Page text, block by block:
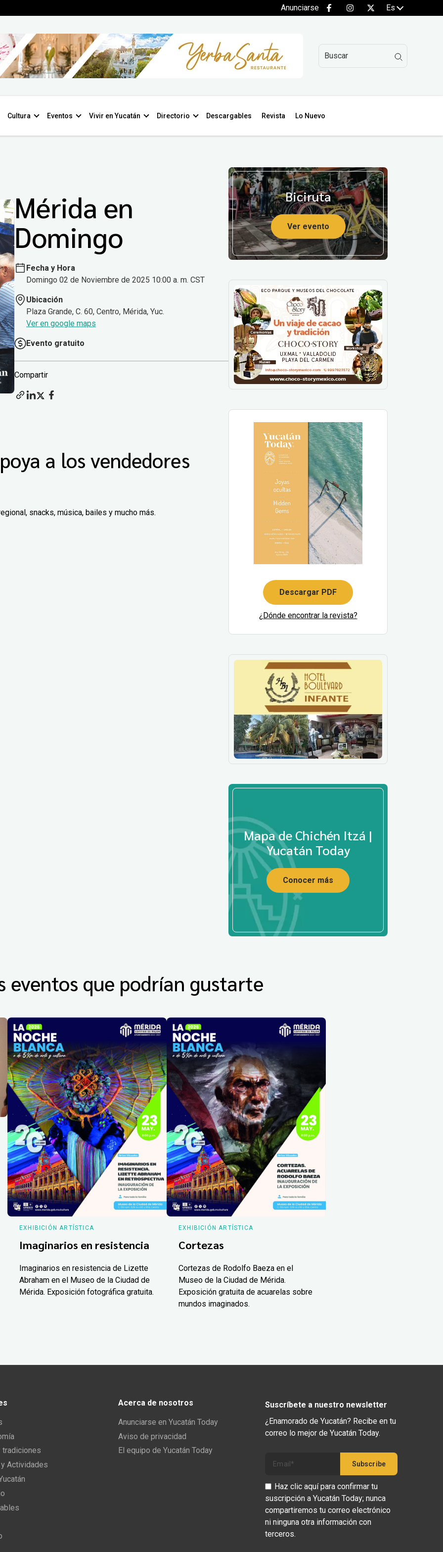
Anunciarse Es
Cultura Eventos Vivir en Yucatán Directorio Descargables Revista Lo Nuevo
Mérida en
Domingo
Fecha y Hora
Domingo 02 de Noviembre de 2025 10:00 a. m. CST
Ubicación
Plaza Grande, C. 60, Centro, Mérida, Yuc.
Ver en google maps
Evento gratuito
Compartir
a los vendedores
snacks, música, bailes y mucho más.
Biciruta
Ver evento
Descargar PDF
¿Dónde encontrar la revista?
Mapa de Chichén Itzá |
Yucatán Today
Conocer más
eventos que podrían gustarte
EXHIBICIÓN ARTÍSTICA
Imaginarios en resistencia
Imaginarios en resistencia de Lizette
Abraham en el Museo de la Ciudad de
Mérida. Exposición fotográfica gratuita.
EXHIBICIÓN ARTÍSTICA
Cortezas
Cortezas de Rodolfo Baeza en el
Museo de la Ciudad de Mérida.
Exposición gratuita de acuarelas sobre
mundos imaginados.
tradiciones
Actividades
Acerca de nosotros
Anunciarse en Yucatán Today
Aviso de privacidad
El equipo de Yucatán Today
Suscríbete a nuestro newsletter
¿Enamorado de Yucatán? Recibe en tu
correo lo mejor de Yucatán Today.
Haz clic aquí para confirmar tu
suscripción a Yucatán Today; nunca
compartiremos tu correo electrónico
ni ninguna otra información con
terceros.